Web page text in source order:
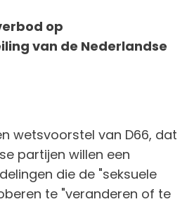
op
van de Nederlandse
wetsvoorstel van D66, dat
partijen willen een
die de "seksuele
te "veranderen of te